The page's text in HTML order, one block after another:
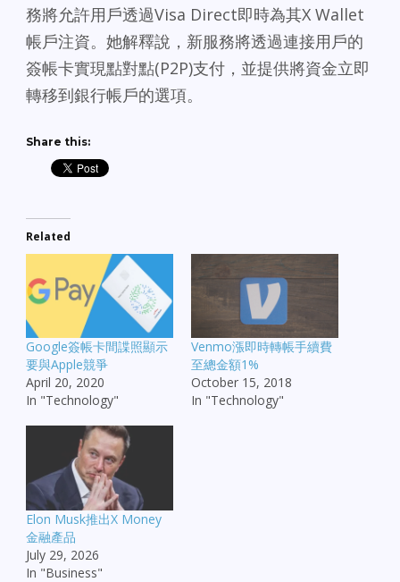
務將允許用戶透過Visa Direct即時為其X Wallet
帳戶注資。她解釋說，新服務將透過連接用戶的
簽帳卡實現點對點(P2P)支付，並提供將資金立即
轉移到銀行帳戶的選項。
Share this:
Related
Google簽帳卡間諜照顯示
要與Apple競爭
April 20, 2020
In "Technology"
Venmo漲即時轉帳手續費
至總金額1%
October 15, 2018
In "Technology"
Elon Musk推出X Money
金融產品
July 29, 2026
In "Business"